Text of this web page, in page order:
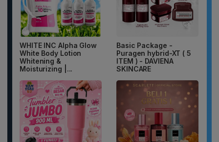
WHITE INC Alpha Glow
White Body Lotion
Whitening &
Moisturizing |...
Basic Package -
Puragen hybrid-XT ( 5
ITEM ) - DAVIENA
SKINCARE